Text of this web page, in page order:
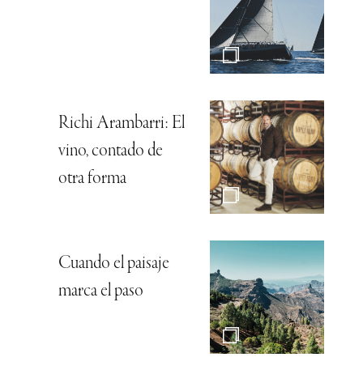
Richi Arambarri: El
vino, contado de
otra forma
Cuando el paisaje
marca el paso